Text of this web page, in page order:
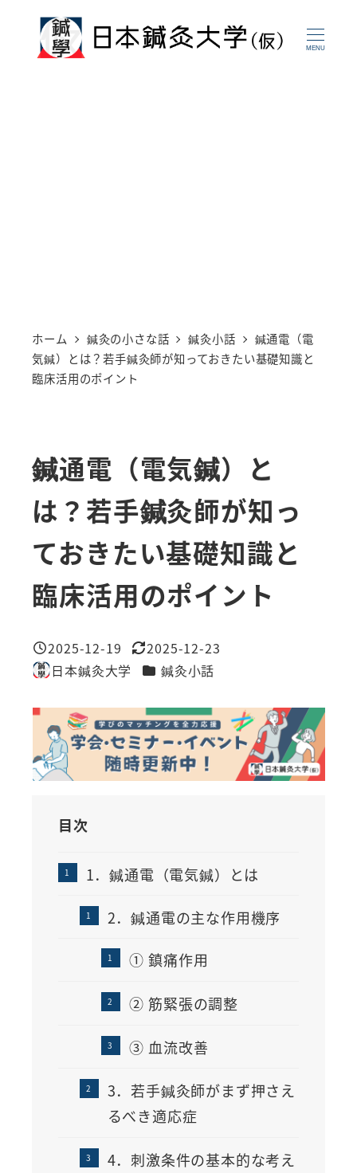
MENU
ホーム 鍼灸の小さな話 鍼灸小話
鍼通電（電
気鍼）とは？若手鍼灸師が知っておきたい基礎知識と
臨床活用のポイント
鍼通電（電気鍼）と
は？若手鍼灸師が知っ
ておきたい基礎知識と
臨床活用のポイント
投稿日
2025-12-19
更新日
2025-12-23
著
者
日本鍼灸大学 カテゴリー
鍼灸小話
目次
1．鍼通電（電気鍼）とは
2．鍼通電の主な作用機序
① 鎮痛作用
② 筋緊張の調整
③ 血流改善
3．若手鍼灸師がまず押さえ
るべき適応症
4．刺激条件の基本的な考え